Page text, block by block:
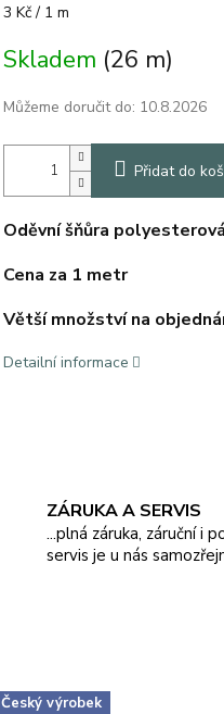
Měrná
3 Kč / 1 m
Skladem (26 m)
Můžeme doručit do: 10.8.2026
Přidat do
Oděvní šňůra
Cena za 1 metr
Větší množství na
Detailní informace
ZÁRUKA A SERVIS
...plná záruka, záruční i
servis je u nás
Český výrobek